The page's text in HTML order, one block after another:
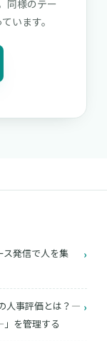
同様のテー
います。
ス発信で人を集
›
人事評価とは？―
を管理する
›